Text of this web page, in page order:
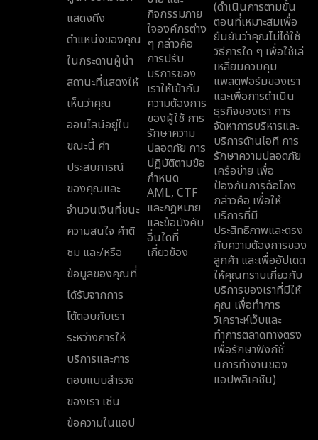
แสดงถึง
ตำแหน่งของคุณ
ในกระดานผู้นำ
สถานะที่แสดงให้
เห็นว่าคุณ
ออนไลน์อยู่ใน
ขณะนี้ ค่า
ประสบการณ์
ของคุณและ
จำนวนเงินที่ชนะ
ความสนใจ คำติ
ชม และ/หรือ
ข้อมูลของคุณที่
ได้รับจากการ
โต้ตอบกับเรา
ระหว่างการให้
บริการและการ
ตอบแบบสำรวจ
ของเรา เช่น
ข้อความในแอป
กิจกรรมภาย
ใจองค์กรต่าง
ๆ กล่าวคือ
การปรับ
บริการของ
เราให้เข้ากับ
ความต้องการ
ของผู้ใช้ การ
รักษาความ
ปลอดภัย การ
ปฏิบัติตามข้อ
กำหนด
AML, CTF
และกฎหมาย
และข้อบังคับ
อื่นใดที่
เกี่ยวข้อง
(ดำเนินการตามขั้น
ตอนที่เหมาะสมเพื่อ
ยืนยันว่าคุณไม่ได้ใช้
วิธีการใด ๆ เพื่อใช้เล่
เหลี่ยมควบคุม
แพลตฟอร์มของเรา
และเพื่อการดำเนิน
ธุรกิจของเรา การ
จัดหาการบริหารและ
บริการด้านไอที การ
รักษาความปลอดภัย
เครือข่าย เพื่อ
ป้องกันการฉ้อโกง
กล่าวคือ เพื่อให้
บริการที่มี
ประสิทธิภาพและตรง
กับความต้องการของ
ลูกค้า และเพื่ออัปเดต
ให้คุณทราบเกี่ยวกับ
บริการของเราที่มีให้
คุณ เพื่อทำการ
วิเคราะห์เว็บและ
ทำการตลาดทางตรง
เพื่อรักษาฟังก์ชั่
นการทำงานของ
แอปพลิเคชัน)